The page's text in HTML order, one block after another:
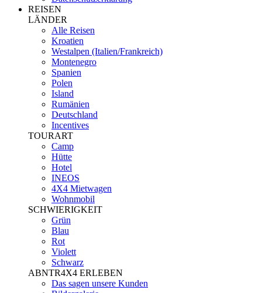
REISEN
LÄNDER
Alle Reisen
Kroatien
Westalpen (Italien/Frankreich)
Montenegro
Spanien
Polen
Island
Rumänien
Deutschland
Incentives
TOURART
Camp
Hütte
Hotel
INEOS
4X4 Mietwagen
Wohnmobil
SCHWIERIGKEIT
Grün
Blau
Rot
Violett
Schwarz
ABNTR4X4 ERLEBEN
Das sagen unsere Kunden